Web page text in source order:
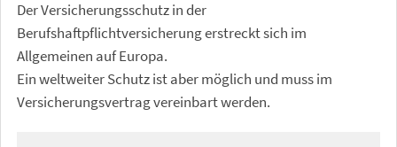
Der Versicherungsschutz in der
Berufshaftpflichtversicherung erstreckt sich im
Allgemeinen auf Europa.
Ein weltweiter Schutz ist aber möglich und muss im
Versicherungsvertrag vereinbart werden.